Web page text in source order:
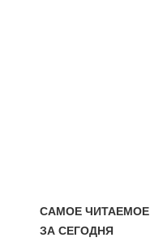
САМОЕ ЧИТАЕМОЕ
ЗА СЕГОДНЯ